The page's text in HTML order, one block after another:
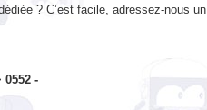
? C’est facile, adressez-nous un
0552 -